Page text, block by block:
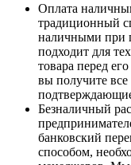
Оплата
традиционный
наличными при
подходит для
товара перед
вы получите
Безналичный
банковский
способом,